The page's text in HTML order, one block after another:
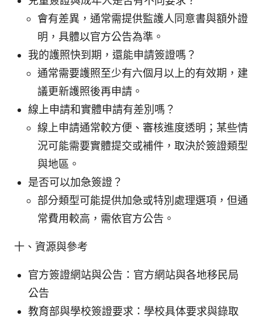
會有差異，通常需提供監護人同意書與額外證
明，具體以官方公告為準。
我的護照快到期，還能申請簽證嗎？
通常需要護照至少有六個月以上的有效期，建
議更新護照後再申請。
線上申請和實體申請有差別嗎？
線上申請通常較方便、審核進度透明；某些情
況可能需要實體提交或補件，取決於簽證類型
與地區。
是否可以加急簽證？
部分類型可能提供加急或特別處理選項，但通
常費用較高，需依官方公告。
十、資源與參考
官方簽證網站與公告：官方網站與各地移民局
公告
教育部與學校簽證要求：學校具体要求與錄取